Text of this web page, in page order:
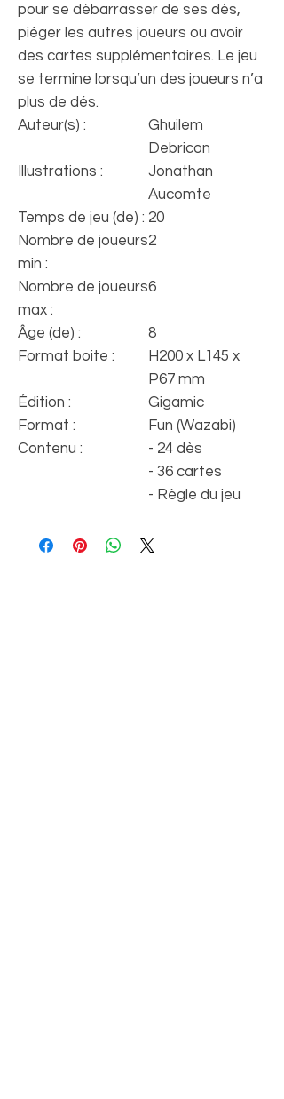
pour se débarrasser de ses dés,
piéger les autres joueurs ou avoir
des cartes supplémentaires. Le jeu
se termine lorsqu’un des joueurs n’a
plus de dés.
Auteur(s) :
Ghuilem
Debricon
Illustrations :
Jonathan
Aucomte
Temps de jeu (de) : 20
Nombre de joueurs
min :
2
Nombre de joueurs
max :
6
Âge (de) :
8
Format boite :
H200 x L145 x
P67 mm
Édition :
Gigamic
Format :
Fun (Wazabi)
Contenu :
- 24 dès
- 36 cartes
- Règle du jeu